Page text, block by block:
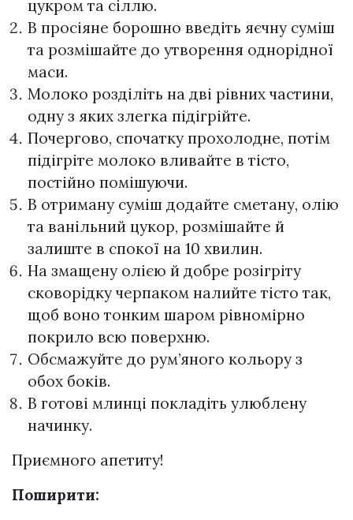
цукром та сіллю.
В просіяне борошно введіть яєчну суміш
та розмішайте до утворення однорідної
маси.
Молоко розділіть на дві рівних частини,
одну з яких злегка підігрійте.
Почергово, спочатку прохолодне, потім
підігріте молоко вливайте в тісто,
постійно помішуючи.
В отриману суміш додайте сметану, олію
та ванільний цукор, розмішайте й
залиште в спокої на 10 хвилин.
На змащену олією й добре розігріту
сковорідку черпаком налийте тісто так,
щоб воно тонким шаром рівномірно
покрило всю поверхню.
Обсмажуйте до рум’яного кольору з
обох боків.
В готові млинці покладіть улюблену
начинку.
Приємного апетиту!
Поширити: